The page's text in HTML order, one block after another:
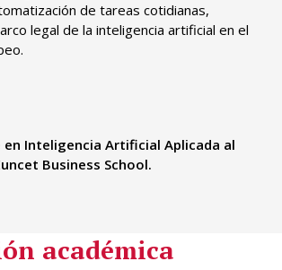
de tareas cotidianas,
legal de la inteligencia artificial en el
en Inteligencia Artificial Aplicada al
Business School.
académica